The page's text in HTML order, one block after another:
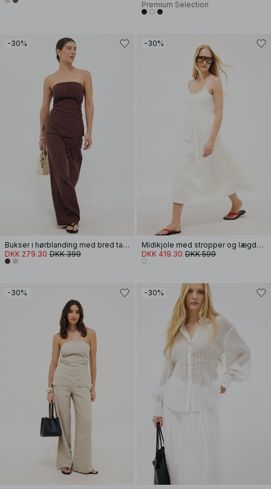
Premium Selection
-30%
Bukser i hørblanding med bred talje
DKK 279.30 DKK 399
-30%
Midikjole med stropper og lægdetalje
DKK 419.30 DKK 599
-30% -30%